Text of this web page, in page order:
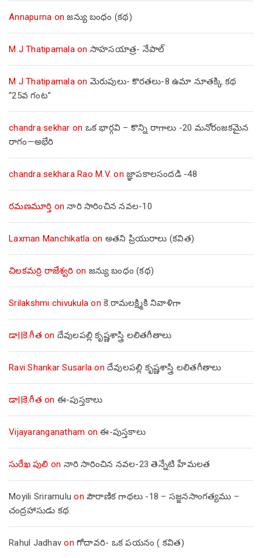
Annapurna onజన్యు బంధం (కథ)
M J Thatipamalaon సాహసయాత్ర- నేపాల్‌
M J Thatipamalaon మెరుపులు- కొరతలు-8 ఉమా నూతక్కి కథ
“25వ గంట”
chandra sekhar on ఒక భార్గవి – కొన్ని రాగాలు -20 మనోరంజకమైన
రాగం—అభేరి
chandra sekhara Rao M.V. on జ్ఞాపకాలసందడి -48
రమణమూర్తి onనారి సారించిన నవల-10
Laxman Manchikatla on అతని ప్రియురాలు (కవిత)
చిలకమర్రి రాజేశ్వరి on జన్యు బంధం (కథ)
Srilakshmi chivukula on కె.రామలక్ష్మికి నివాళిగా
డా||కె.గీత on దేవులపల్లి కృష్ణశాస్త్రి లలితగీతాలు
Ravi Shankar Susarla on దేవులపల్లి కృష్ణశాస్త్రి లలితగీతాలు
డా||కె.గీత on ఈ-పుస్తకాలు
Vijayaranganatham onఈ-పుస్తకాలు
సురేఖ పులి on నారి సారించిన నవల-23 తెన్నేటి హేమలత
Moyili Sriramulu on పౌరాణిక గాథలు -18 – సజ్జనసాంగత్యము –
చంద్రహాసుడు కథ.
Rahul Jadhav on గోదావరి- ఒక పయనం ( కవిత)